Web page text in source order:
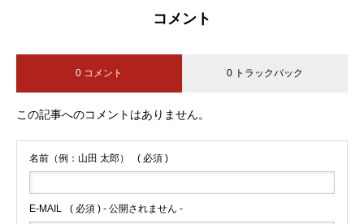
コメント
0 コメント 0 トラックバック
この記事へのコメントはありません。
名前（例：山田 太郎） ( 必須 )
E-MAIL ( 必須 ) - 公開されません -